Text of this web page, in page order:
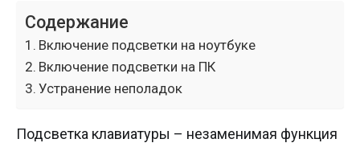
Содержание
Включение подсветки на ноутбуке
Включение подсветки на ПК
Устранение неполадок
Подсветка клавиатуры – незаменимая функция